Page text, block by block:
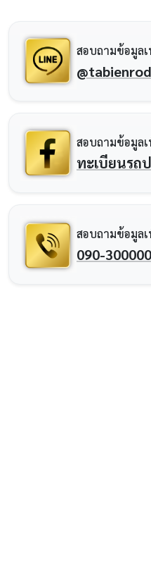
สอบถามข้อมูล
สอบถามข้อมูลเ
ทะเบียนรถ
สอบถามข้อมูล
090-